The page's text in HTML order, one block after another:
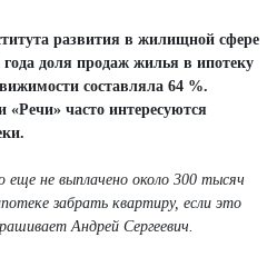
развития в жилищной сфере
доля продаж жилья в ипотеку
составляла 64 %.
«Речи» часто интересуются
не выплачено около 300 тысяч
забрать квартиру, если это
Андрей Сергеевич.